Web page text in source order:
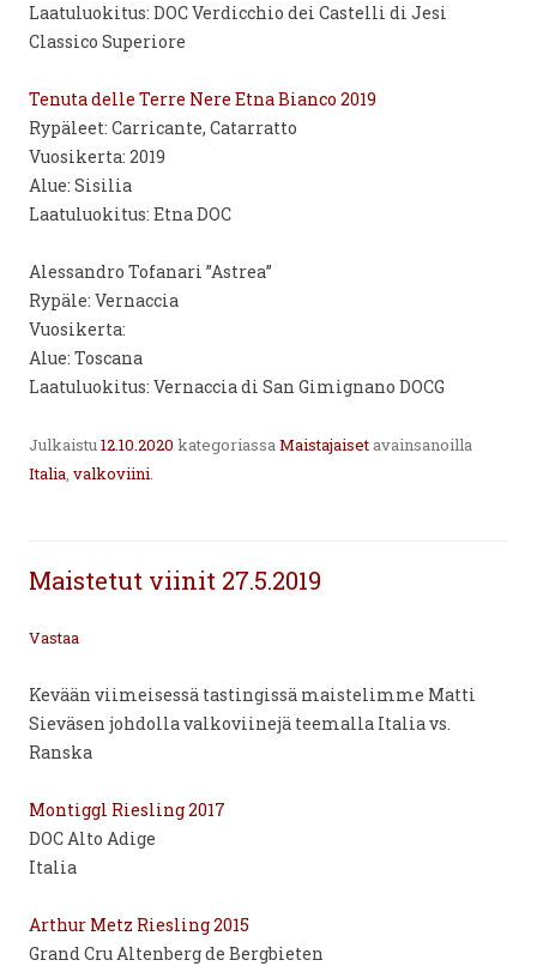
Laatuluokitus: DOC Verdicchio dei Castelli di Jesi
Classico Superiore
Tenuta delle Terre Nere Etna Bianco 2019
Rypäleet: Carricante, Catarratto
Vuosikerta: 2019
Alue: Sisilia
Laatuluokitus: Etna DOC
Alessandro Tofanari ”Astrea”
Rypäle: Vernaccia
Vuosikerta:
Alue: Toscana
Laatuluokitus: Vernaccia di San Gimignano DOCG
Julkaistu12.10.2020 kategoriassaMaistajaiset avainsanoilla
Italia, valkoviini.
Maistetut viinit 27.5.2019
Vastaa
Kevään viimeisessä tastingissä maistelimme Matti
Sieväsen johdolla valkoviinejä teemalla Italia vs.
Ranska
Montiggl Riesling 2017
DOC Alto Adige
Italia
Arthur Metz Riesling 2015
Grand Cru Altenberg de Bergbieten